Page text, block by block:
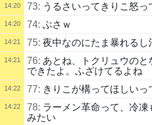
14:20 73: うるさいってきりこ怒っ
14:20 74: ぶさｗ
14:21 75: 夜中なのにたま暴れるし
14:21 76: あとね、トクリュウの
できたよ。ふざけてるよね
14:22 77: きりこが構ってほしいっ
14:22 78: ラーメン革命って、冷
みたい